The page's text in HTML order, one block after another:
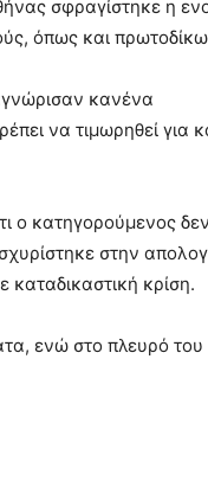
σφραγίστηκε η
όπως και
κανένα
να τιμωρηθεί για
ο κατηγορούμενος δεν
στην
καταδικαστική κρίση.
ενώ στο πλευρό του